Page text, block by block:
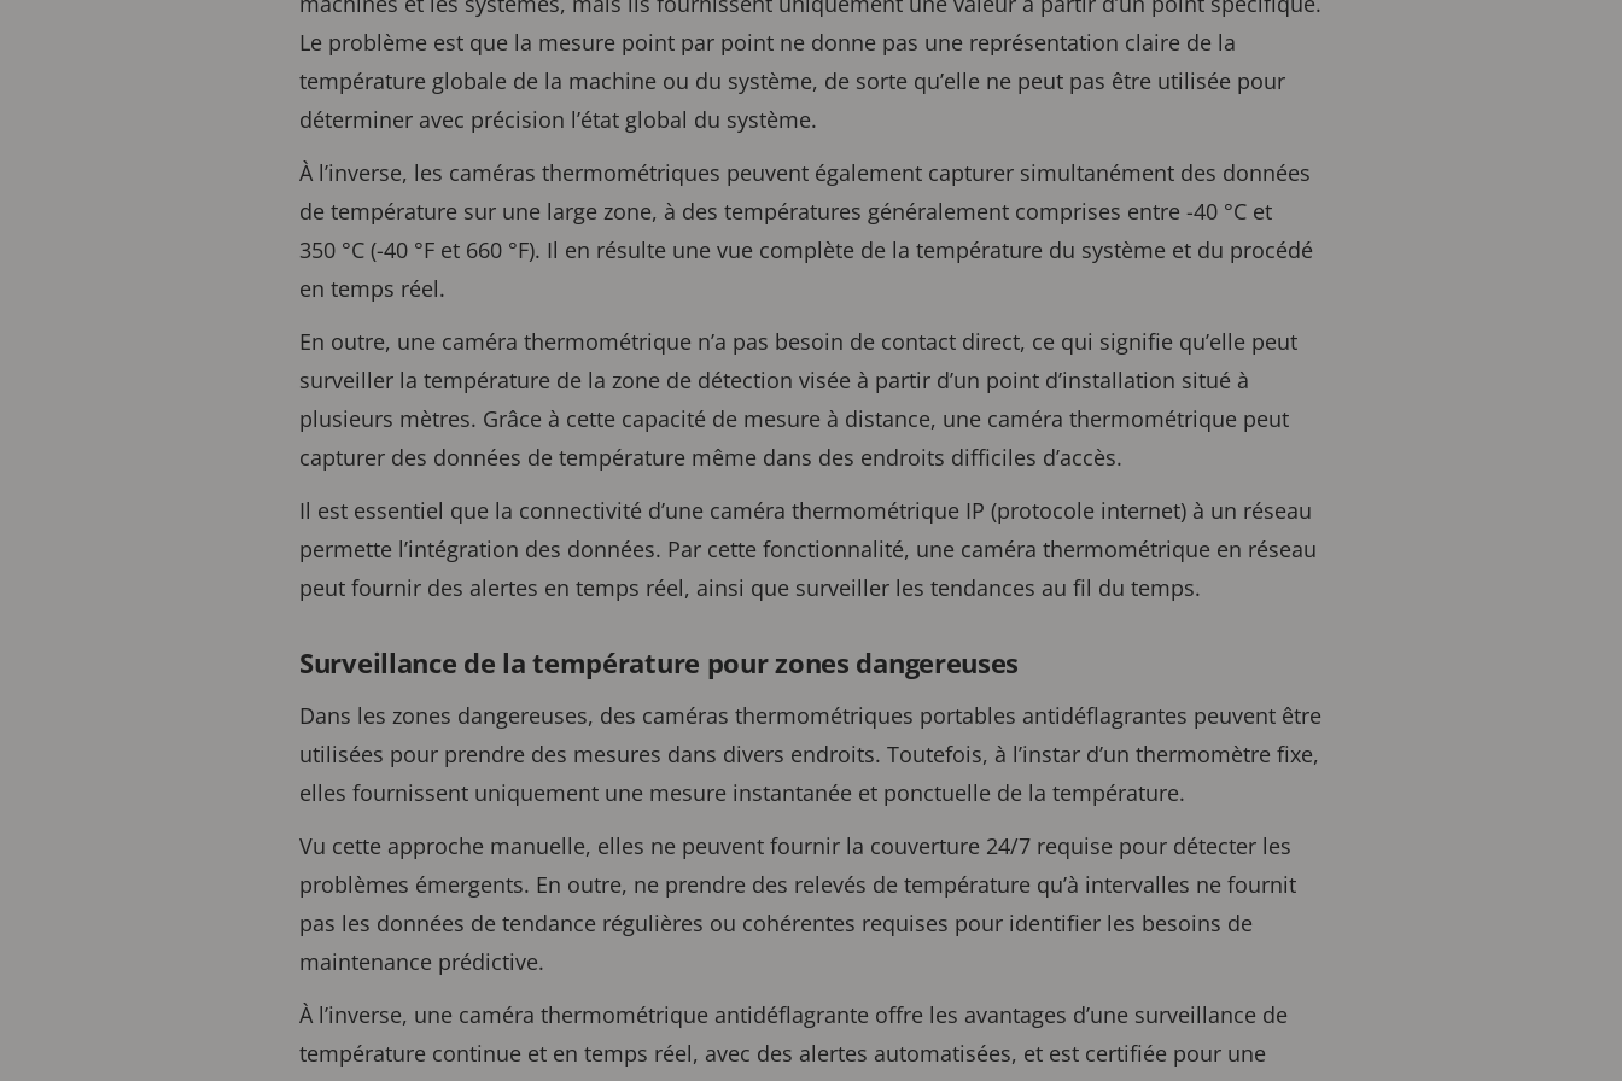
Le problème est que la mesure point par point ne donne pas une représentation claire de la
température globale de la machine ou du système, de sorte qu’elle ne peut pas être utilisée pour
déterminer avec précision l’état global du système.
À l’inverse, les caméras thermométriques peuvent également capturer simultanément des données
de température sur une large zone, à des températures généralement comprises entre -40 °C et
350 °C (-40 °F et 660 °F). Il en résulte une vue complète de la température du système et du procédé
en temps réel.
En outre, une caméra thermométrique n’a pas besoin de contact direct, ce qui signifie qu’elle peut
surveiller la température de la zone de détection visée à partir d’un point d’installation situé à
plusieurs mètres. Grâce à cette capacité de mesure à distance, une caméra thermométrique peut
capturer des données de température même dans des endroits difficiles d’accès.
Il est essentiel que la connectivité d’une caméra thermométrique IP (protocole internet) à un réseau
permette l’intégration des données. Par cette fonctionnalité, une caméra thermométrique en réseau
peut fournir des alertes en temps réel, ainsi que surveiller les tendances au fil du temps.
Surveillance de la température pour zones dangereuses
Dans les zones dangereuses, des caméras thermométriques portables antidéflagrantes peuvent être
utilisées pour prendre des mesures dans divers endroits. Toutefois, à l’instar d’un thermomètre fixe,
elles fournissent uniquement une mesure instantanée et ponctuelle de la température.
Vu cette approche manuelle, elles ne peuvent fournir la couverture 24/7 requise pour détecter les
problèmes émergents. En outre, ne prendre des relevés de température qu’à intervalles ne fournit
pas les données de tendance régulières ou cohérentes requises pour identifier les besoins de
maintenance prédictive.
À l’inverse, une caméra thermométrique antidéflagrante offre les avantages d’une surveillance de
température continue et en temps réel, avec des alertes automatisées, et est certifiée pour une